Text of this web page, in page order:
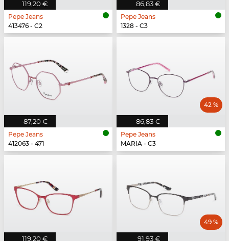
119,20 €
Pepe Jeans
413476 - C2
86,83 €
Pepe Jeans
1328 - C3
87,20 €
Pepe Jeans
412063 - 471
86,83 €
42 %
Pepe Jeans
MARIA - C3
119,20 € 91,93 €
49 %